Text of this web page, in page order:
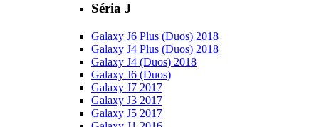
Séria J
Galaxy J6 Plus (Duos) 2018
Galaxy J4 Plus (Duos) 2018
Galaxy J4 (Duos) 2018
Galaxy J6 (Duos)
Galaxy J7 2017
Galaxy J3 2017
Galaxy J5 2017